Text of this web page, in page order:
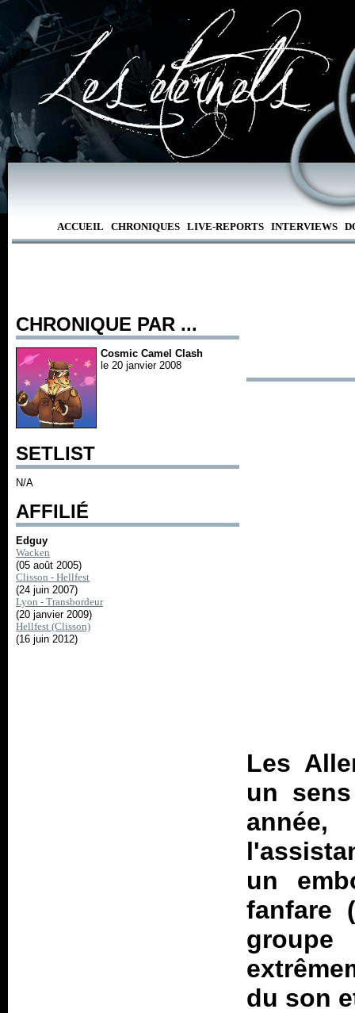
ACCUEIL CHRONIQUES LIVE-REPORTS INTERVIEWS
CHRONIQUE PAR ...
Cosmic Camel Clash
le 20 janvier 2008
SETLIST
N/A
AFFILIÉ
Edguy
Wacken
(05 août 2005)
Clisson - Hellfest
(24 juin 2007)
Lyon - Transbordeur
(20 janvier 2009)
Hellfest (Clisson)
(16 juin 2012)
Les
un
un
fanfare
du son